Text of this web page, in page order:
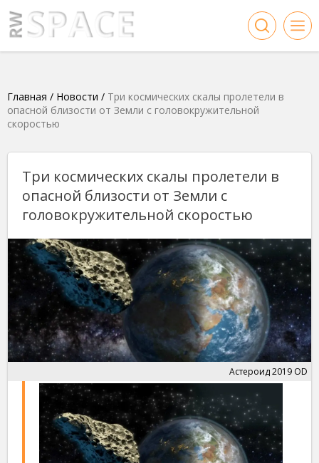
Главная / Новости / Три космических скалы пролетели в
опасной близости от Земли с головокружительной
скоростью
Три космических скалы пролетели в
опасной близости от Земли с
головокружительной скоростью
Астероид 2019 OD